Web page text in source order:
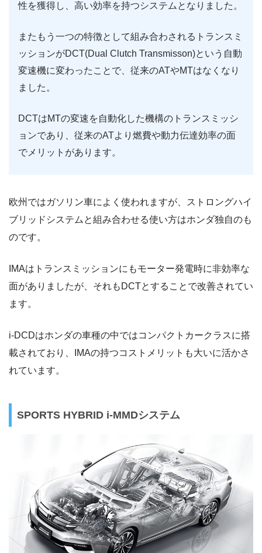
性を獲得し、高い効率を持つシステムとなりました。
またもう一つの特徴として組み合わされるトランスミ
ッションがDCT(Dual Clutch Transmisson)という自動
変速機に変わったことで、従来のATやMTはなくなり
ました。
DCTはMTの変速を自動化した機構のトランスミッシ
ョンであり、従来のATより燃費や動力伝達効率の面
でメリットがあります。
欧州ではガソリン車によく使われますが、ストロングハイ
ブリッドシステムと組み合わせる使い方はホンダ独自のも
のです。
IMAはトランスミッションにもモーター発電時に非効率な
面がありましたが、それもDCTとすることで改善されてい
ます。
i-DCDはホンダの車種の中ではコンパクトカークラスに搭
載されており、IMAの持つコストメリットも大いに活かさ
れています。
SPORTS HYBRID i-MMDシステム